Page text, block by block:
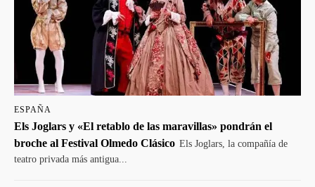
ESPAÑA
Els Joglars y «El retablo de las maravillas» pondrán el
broche al Festival Olmedo Clásico Els Joglars, la compañía de
teatro privada más antigua...